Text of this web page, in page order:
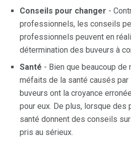
Conseils pour changer -
professionnels, les conseils
professionnels peuvent en
détermination des buveurs à
Santé - Bien que beaucoup
méfaits de la santé causés
buveurs ont la croyance
pour eux. De plus, lorsque
santé donnent des conseils
pris au sérieux.